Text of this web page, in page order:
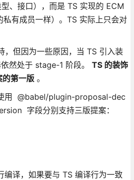
、接口），而是 TS 实现的 ECM
有成员一样）。TS 实际上只会对
，但因为一些原因，当 TS 引入装
然处于 stage-1 阶段。 TS 的装饰
的第一版。
用 @babel/plugin-proposal-dec
字段分别支持三版提案：
编译，如果要与 TS 编译行为一致